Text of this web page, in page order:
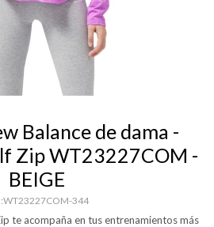
Balance de dama -
Zip WT23227COM -
BEIGE
WT23227COM-344
te acompaña en tus entrenamientos más